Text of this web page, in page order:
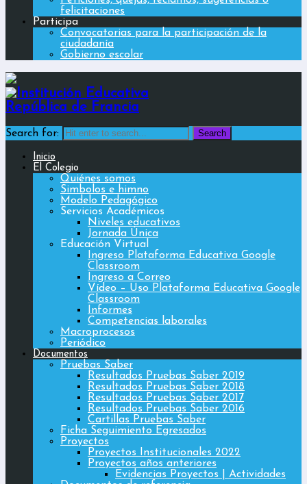
felicitaciones
Participa
Convocatorias para la participación de la
ciudadanía
Gobierno escolar
Search for:
Inicio
El Colegio
Quiénes somos
Simbolos e himno
Modelo Pedagógico
Servicios Académicos
Niveles educativos
Jornada Única
Educación Virtual
Ingreso Plataforma Educativa Google
Classroom
Ingreso a Correo
Vídeo – Uso Plataforma Educativa Google
Classroom
Informes
Competencias laborales
Macroprocesos
Periódico
Documentos
Pruebas Saber
Resultados Pruebas Saber 2019
Resultados Pruebas Saber 2018
Resultados Pruebas Saber 2017
Resultados Pruebas Saber 2016
Cartillas Pruebas Saber
Ficha Seguimiento Egresados
Proyectos
Proyectos Institucionales 2022
Proyectos años anteriores
Evidencias Proyectos | Actividades